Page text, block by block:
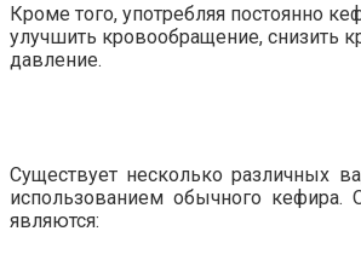
Кроме того, употребляя постоянно
улучшить кровообращение, снизить
давление.
Существует несколько различных
использованием обычного
являются: